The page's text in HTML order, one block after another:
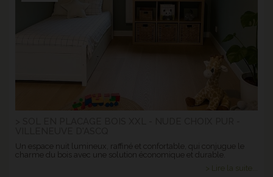
Un espace nuit lumineux, raffiné et confortable, qui conjugue le
charme du bois avec une solution économique et durable.
> Lire la suite...